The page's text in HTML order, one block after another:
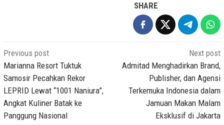
SHARE
Post
navigation
Previous post
Marianna Resort Tuktuk
Samosir Pecahkan Rekor
LEPRID Lewat “1001 Naniura”,
Angkat Kuliner Batak ke
Panggung Nasional
Next post
Admitad Menghadirkan Brand,
Publisher, dan Agensi
Terkemuka Indonesia dalam
Jamuan Makan Malam
Eksklusif di Jakarta